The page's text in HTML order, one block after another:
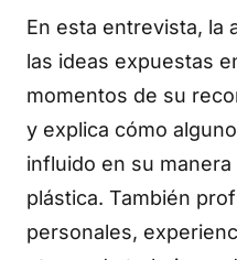
En esta entrevista, la
las ideas expuestas
momentos de su
y explica cómo
influido en su
plástica. También
personales,